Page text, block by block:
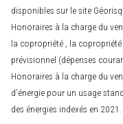
disponibles sur le site
Honoraires à la charge du
la copropriété , la
prévisionnel (dépenses
Honoraires à la charge du
d’énergie pour un usage
des énergies indexés en 2021.